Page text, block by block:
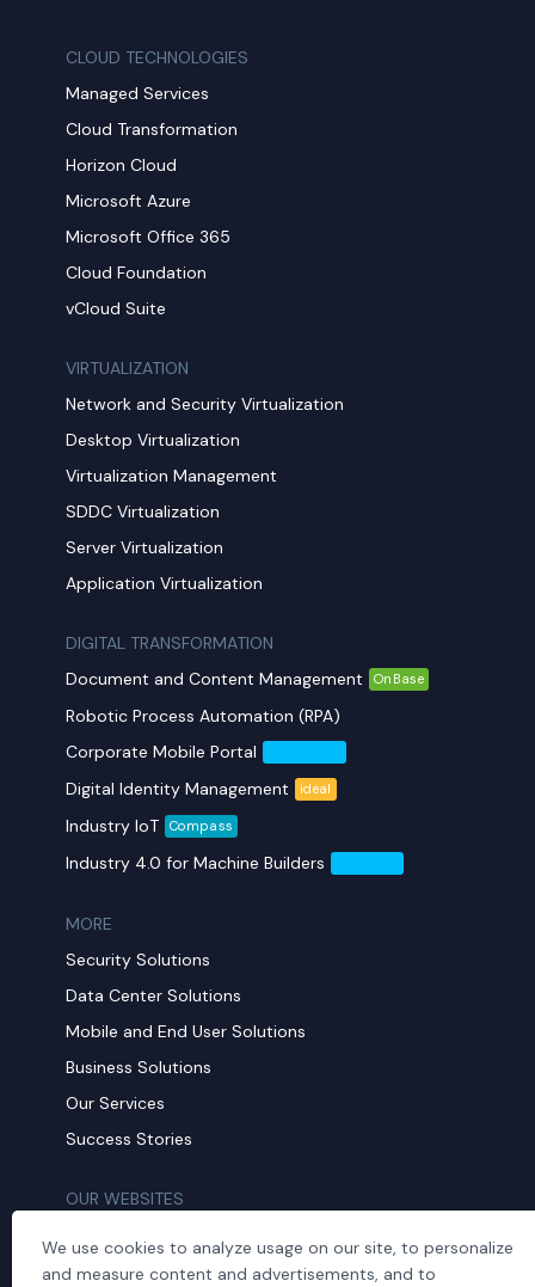
CLOUD TECHNOLOGIES
Managed Services
Cloud Transformation
Horizon Cloud
Microsoft Azure
Microsoft Office 365
Cloud Foundation
vCloud Suite
VIRTUALIZATION
Network and Security Virtualization
Desktop Virtualization
Virtualization Management
SDDC Virtualization
Server Virtualization
Application Virtualization
DIGITAL TRANSFORMATION
Document and Content Management
OnBase
Robotic Process Automation (RPA)
Corporate Mobile Portal
Digital Identity Management ideal
Industry IoT Compass
Industry 4.0 for Machine Builders
MORE​
Security Solutions
Data Center Solutions
Mobile and End User Solutions
Business Solutions
Our Services
Success Stories
OUR WEBSITES
ideal IDM
We use cookies to analyze usage on our site, to personalize
and measure content and advertisements, and to